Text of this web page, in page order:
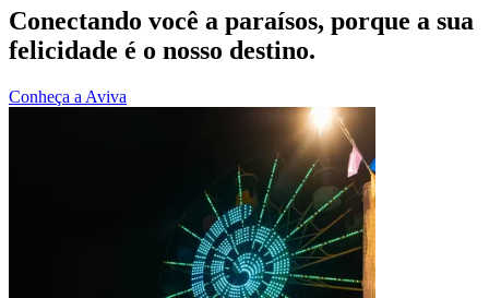
Conectando você a paraísos, porque a sua
felicidade é o nosso destino.
Conheça a Aviva